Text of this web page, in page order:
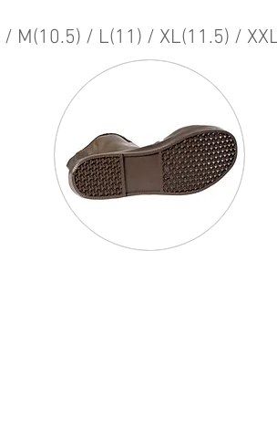
/ M(10.5) / L(11) / XL(11.5) /